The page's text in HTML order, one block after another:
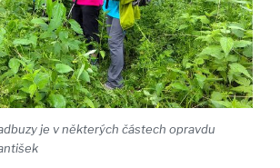
je v některých částech opravdu